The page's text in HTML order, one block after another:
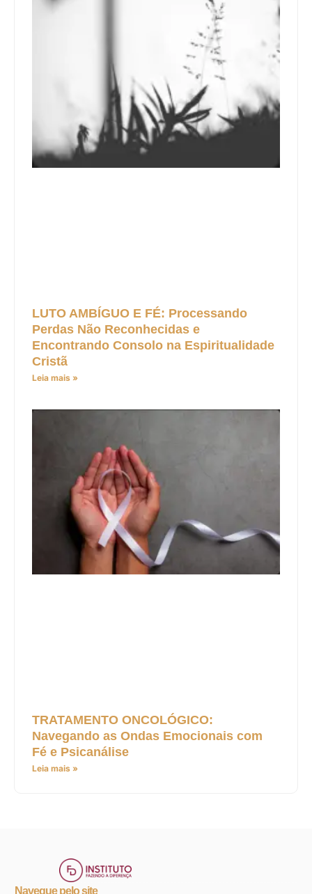
LUTO AMBÍGUO E FÉ: Processando
Perdas Não Reconhecidas e
Encontrando Consolo na Espiritualidade
Cristã
Leia mais »
TRATAMENTO ONCOLÓGICO:
Navegando as Ondas Emocionais com
Fé e Psicanálise
Leia mais »
Navegue pelo site